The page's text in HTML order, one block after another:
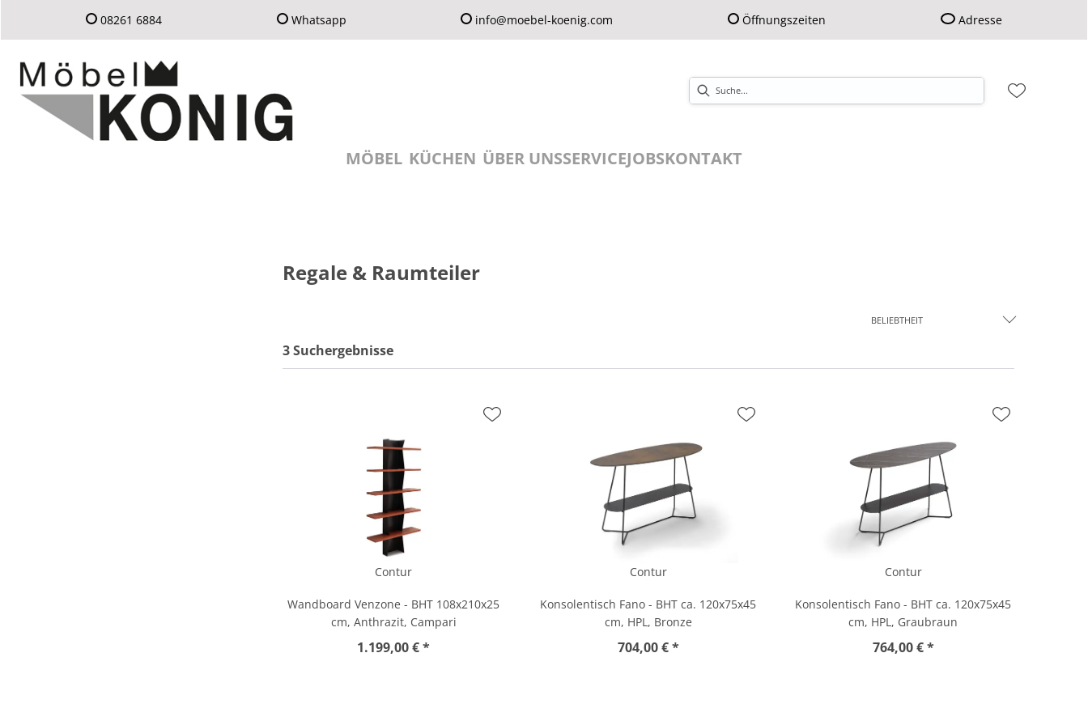
08261 6884 Whatsapp info@moebel-koenig.com Öffnungszeiten Adresse
MÖBEL KÜCHEN ÜBER UNSSERVICEJOBSKONTAKT
Regale & Raumteiler
BELIEBTHEIT
3 Suchergebnisse
Contur
Wandboard Venzone - BHT 108x210x25
cm, Anthrazit, Campari
1.199,00 € *
Contur
Konsolentisch Fano - BHT ca. 120x75x45
cm, HPL, Bronze
704,00 € *
Contur
Konsolentisch Fano - BHT ca. 120x75x45
cm, HPL, Graubraun
764,00 € *